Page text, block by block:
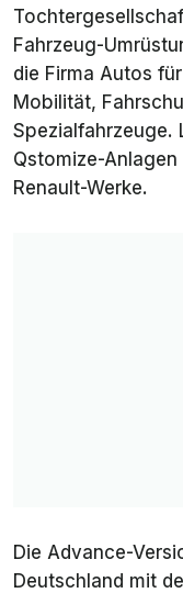
Fahrzeug-
die Firma Autos
Mobilität,
Spezialfahrzeuge.
Qstomize-
Renault-Werke.
Die Advance-
Deutschland mit